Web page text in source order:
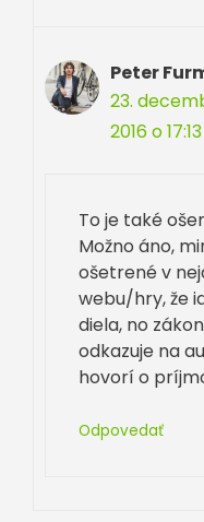
Peter
23.
2016 o 17:13
To je také
Možno áno,
ošetrené v
webu/hry, že
diela, no
odkazuje na
hovorí o
Odpovedať